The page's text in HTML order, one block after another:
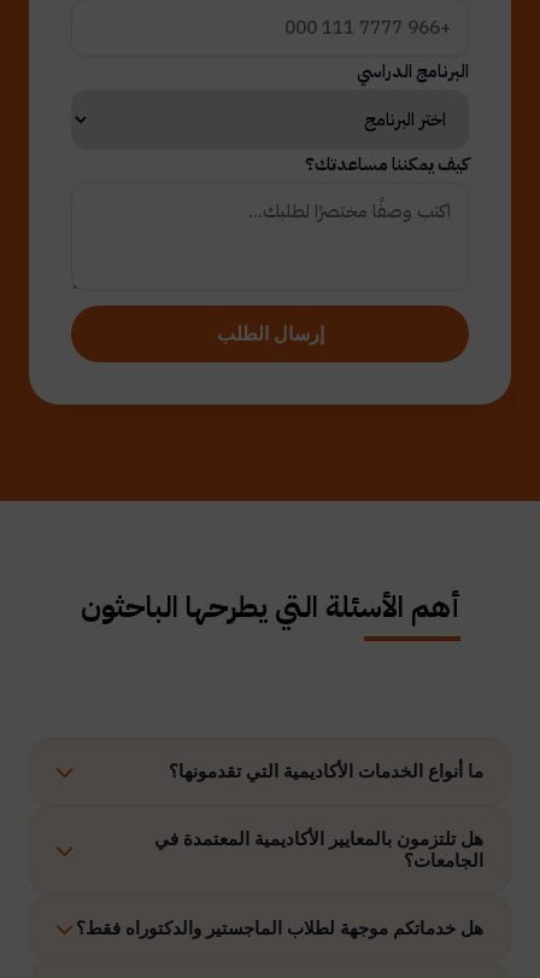
البرنامج الدراسي
كيف يمكننا مساعدتك؟
إرسال الطلب
أهم الأسئلة التي يطرحها الباحثون
ما أنواع الخدمات الأكاديمية التي تقدمونها؟
نوفر حلولًا متكاملة تشمل إعداد الرسائل العلمية، الاستشارات
الأكاديمية، التحليل الإحصائي، إعداد خطة البحث، نشر الأبحاث،
هل تلتزمون بالمعايير الأكاديمية المعتمدة في
الجامعات؟
نعم، نلتزم بتنفيذ جميع الأعمال وفق ضوابط الدراسات العليا
هل خدماتكم موجهة لطلاب الماجستير والدكتوراه فقط؟